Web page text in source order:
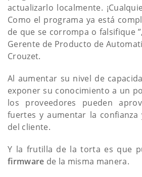
actualizarlo localmente.
Como el programa ya está
de que se corrompa o falsifique
Gerente de Producto de
Crouzet.
Al aumentar su nivel de
exponer su conocimiento a un
los proveedores pueden
fuertes y aumentar la
del cliente.
Y la frutilla de la torta es que
firmware de la misma manera.